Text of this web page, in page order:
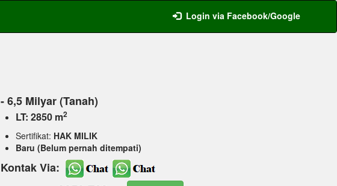
Login via Facebook/Google
- 6,5 Milyar (Tanah)
LT: 2850 m2
Sertifikat: HAK MILIK
Baru (Belum pernah ditempati)
Kontak Via: